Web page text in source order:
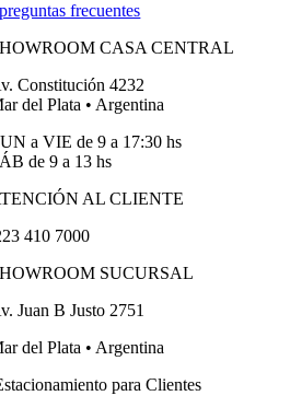
preguntas frecuentes
CASA CENTRAL
Constitución 4232
del Plata • Argentina
a VIE de 9 a 17:30 hs
de 9 a 13 hs
AL CLIENTE
410 7000
SUCURSAL
Juan B Justo 2751
del Plata • Argentina
para Clientes